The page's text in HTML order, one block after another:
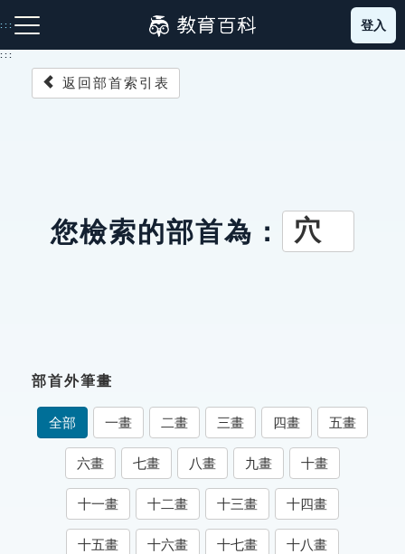
到
主
:::
成語故事
索引選單
知識索引
單字索引
生命大百科索引
登入
:::
返回部首索引表
您檢索的部首為： 穴
部首外筆畫
全部 一畫 二畫 三畫 四畫 五畫
六畫 七畫 八畫 九畫 十畫
十一畫 十二畫 十三畫 十四畫
十五畫 十六畫 十七畫 十八畫